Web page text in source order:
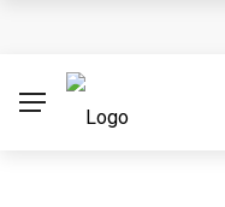
Împărtășirea